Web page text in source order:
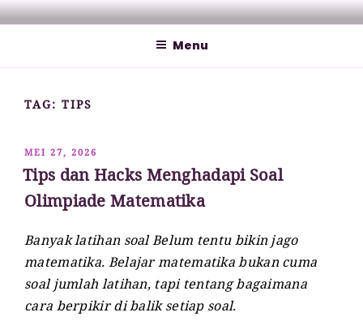
Lompat
ke MATHCYBER1997
Menu
TAG: TIPS
DIPOSKAN
PADA
MEI 27, 2026
Tips dan Hacks Menghadapi Soal
Olimpiade Matematika
Banyak latihan soal Belum tentu bikin jago
matematika. Belajar matematika bukan cuma
soal jumlah latihan, tapi tentang bagaimana
cara berpikir di balik setiap soal.